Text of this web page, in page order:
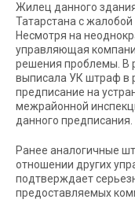
Жилец данного
Татарстана с
Несмотря на
управляющая
решения проблемы. В
выписала УК штраф в
предписание на
межрайонной
данного предписания.
Ранее аналогичные
отношении других
подтверждает
предоставляемых